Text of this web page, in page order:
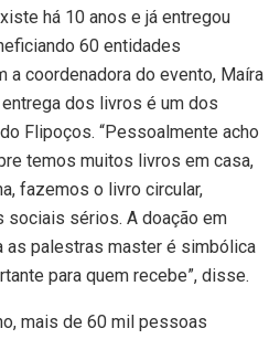
há 10 anos e já entregou
60 entidades
a coordenadora do evento, Maíra
dos livros é um dos
Flipoços. “Pessoalmente acho
temos muitos livros em casa,
fazemos o livro circular,
sociais sérios. A doação em
as palestras master é simbólica
para quem recebe”, disse.
mais de 60 mil pessoas